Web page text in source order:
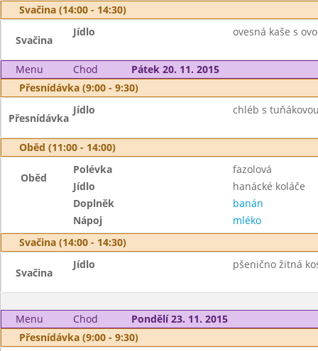
Svačina (14:00 - 14:30)
Svačina
Jídlo ovesná kaše s
Menu Chod
Pátek 20. 11. 2015
Přesnídávka (9:00 - 9:30)
Přesnídávka
Jídlo chléb s
Oběd (11:00 - 14:00)
Oběd
Polévka
fazolová
Jídlo
hanácké koláče
Doplněk
banán
Nápoj
mléko
Svačina (14:00 - 14:30)
Svačina
Jídlo pšenično žitná
Menu Chod
Pondělí 23. 11. 2015
Přesnídávka (9:00 - 9:30)